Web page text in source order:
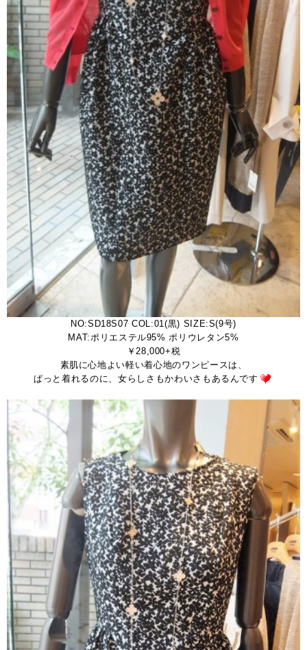
NO:SD18S07 COL:01(黒) SIZE:S(9号)
MAT:ポリエステル95% ポリウレタン5%
￥28,000+税
素肌に心地よい軽い着心地のワンピースは、
ぱっと着れるのに、女らしさもかわいさもあるんです